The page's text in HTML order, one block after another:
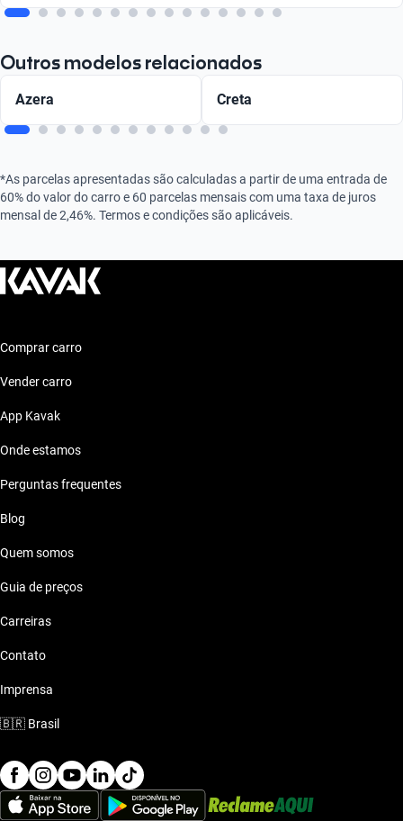
Outros modelos relacionados
Azera Creta
*As parcelas apresentadas são calculadas a partir de uma entrada de
60% do valor do carro e 60 parcelas mensais com uma taxa de juros
mensal de 2,46%. Termos e condições são aplicáveis.
Comprar carro
Vender carro
App Kavak
Onde estamos
Perguntas frequentes
Blog
Quem somos
Guia de preços
Carreiras
Contato
Imprensa
🇧🇷 Brasil